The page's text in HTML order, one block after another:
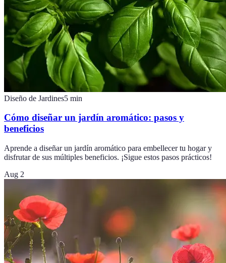
Diseño de Jardines5 min
Cómo diseñar un jardín aromático: pasos y
beneficios
Aprende a diseñar un jardín aromático para embellecer tu hogar y
disfrutar de sus múltiples beneficios. ¡Sigue estos pasos prácticos!
Aug 2